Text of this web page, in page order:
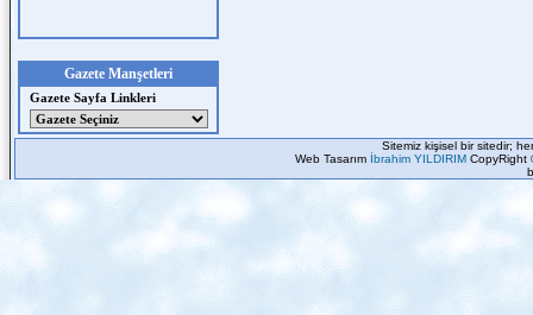
Gazete Manşetleri
Gazete Sayfa Linkleri
Sitemiz kişisel bir sitedir;
Web Tasarım İbrahim YILDIRIM CopyRight